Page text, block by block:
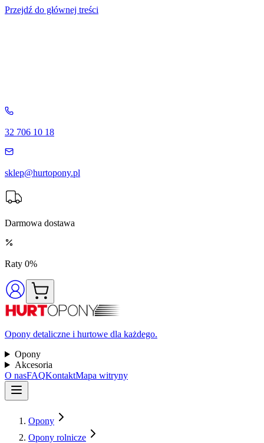
Przejdź do głównej treści
32 706 10 18
sklep@hurtopony.pl
Darmowa dostawa
Raty 0%
Opony detaliczne i hurtowe dla każdego.
Opony
Akcesoria
O nasFAQKontaktMapa witryny
Opony
Opony rolnicze